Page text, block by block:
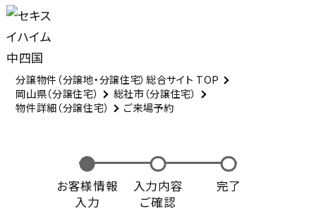
分譲物件（分譲地・分譲住宅）総合サイト TOP
岡山県（分譲住宅）
総社市（分譲住宅）
物件詳細（分譲住宅）
ご来場予約
お客様情報
入力
入力内容
ご確認
完了